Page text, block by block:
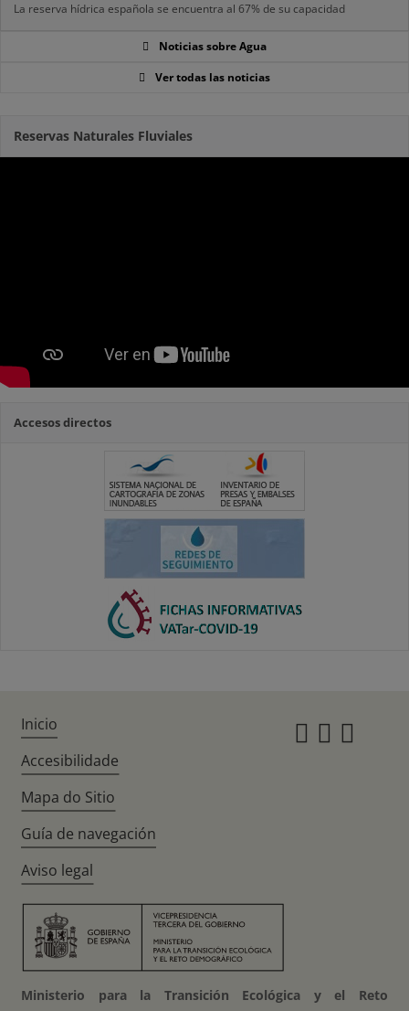
La reserva hídrica española se encuentra al 67% de su capacidad
Noticias sobre Agua
Ver todas las noticias
Reservas Naturales Fluviales
Accesos directos
Inicio
Accesibilidade
Mapa do Sitio
Guía de navegación
Aviso legal
Ministerio para la Transición Ecológica y el Reto